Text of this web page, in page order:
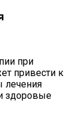
при
привести к
лечения
здоровые